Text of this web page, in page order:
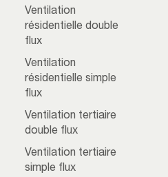
Ventilation
résidentielle double
flux
Ventilation
résidentielle simple
flux
Ventilation tertiaire
double flux
Ventilation tertiaire
simple flux